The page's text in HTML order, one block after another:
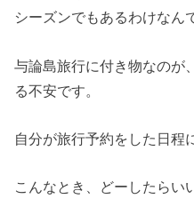
シーズンでもあるわけなん
与論島旅行に付き物なのが
る不安です。
自分が旅行予約をした日程
こんなとき、どーしたらい